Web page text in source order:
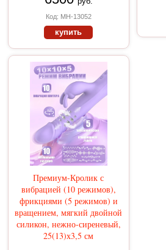
Код: MH-13052
купить
Премиум-Кролик с
вибрацией (10 режимов),
фрикциями (5 режимов) и
вращением, мягкий двойной
силикон, нежно-сиреневый,
25(13)х3,5 см